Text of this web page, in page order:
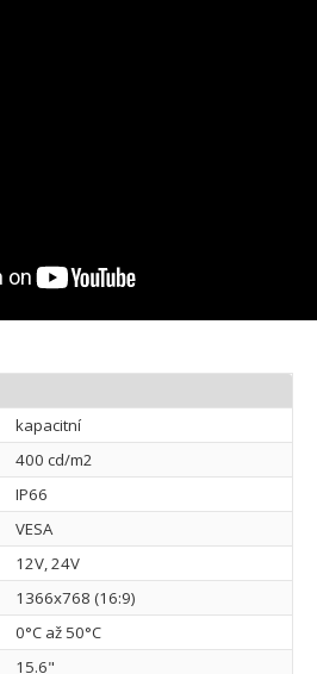
kapacitní
400 cd/m2
IP66
VESA
12V, 24V
1366x768 (16:9)
0°C až 50°C
15.6"